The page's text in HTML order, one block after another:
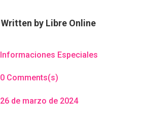
Written by Libre Online
Informaciones Especiales
0 Comments(s)
26 de marzo de 2024